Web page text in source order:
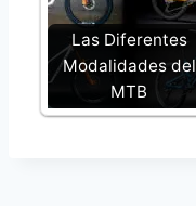
Las Diferentes
Modalidades del
MTB